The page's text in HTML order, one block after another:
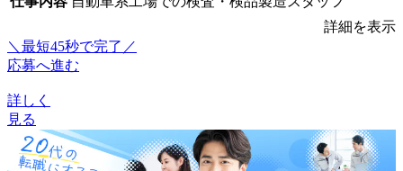
詳細を表示
＼最短45秒で完了／
応募へ進む
詳しく
見る